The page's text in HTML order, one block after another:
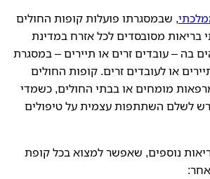
, שבמסגרתו פועלות קופות החולים
בריאות מסובסדים לכל אזרח במדינת
בה – עובדים זרים או תיירים – במסגרת
או לעובדים זרים. קופות החולים
מומחים או בבתי החולים, כשמדי
לשלם השתתפות עצמית על טיפולים
נוספים, שאפשר למצוא בכל קופת